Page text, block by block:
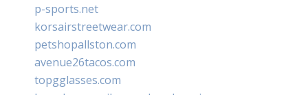
p-sports.net
korsairstreetwear.com
petshopallston.com
avenue26tacos.com
topgglasses.com